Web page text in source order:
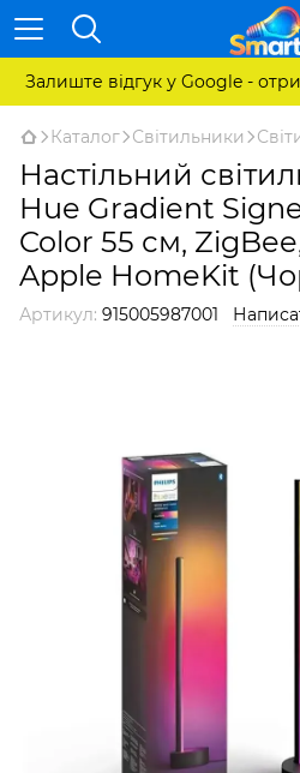
Залиште відгук у Google -
Каталог Світильники
Настільний
Hue Gradient
Color 55 см,
Apple HomeKit
Артикул: 915005987001